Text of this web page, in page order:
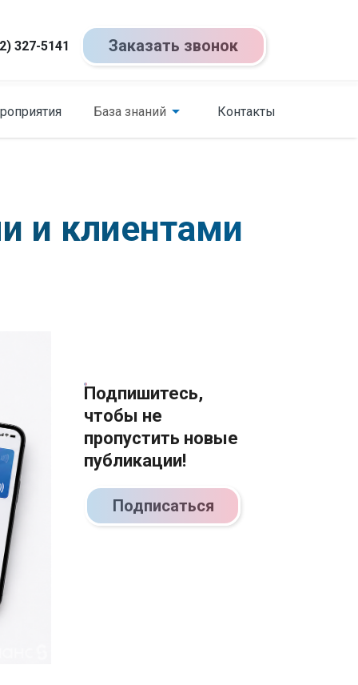
327-5141 Заказать звонок
База знаний Контакты
и клиентами
Подпишитесь,
чтобы не
пропустить новые
публикации!
Подписаться